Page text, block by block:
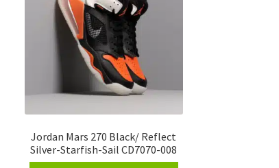
Jordan Mars 270 Black/ Reflect
Silver-Starfish-Sail CD7070-008